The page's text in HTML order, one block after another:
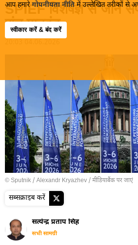
आप हमारे गोपनीयता नीति में उल्लेखित तरीकों से
स्वीकार करें & बंद करें
SPIEF विशेषज्ञ से जानें
पांच मानदंड
© Sputnik / Alexandr Kryazhev /मीडियाबैंक पर जाएं
सब्सक्राइब करें
सत्येन्द्र प्रताप सिंह
सभी सामग्री